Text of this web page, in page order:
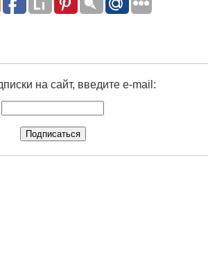
на сайт, введите e-mail: